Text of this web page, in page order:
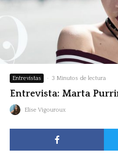
Entrevistas · 3 Minutos de lectura
Entrevista: Marta
Elise Vigouroux